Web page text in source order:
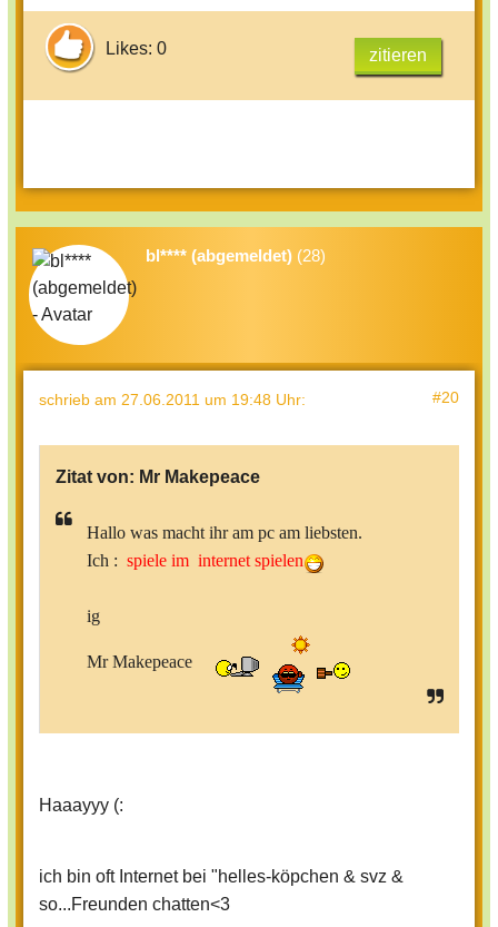
Likes: 0 zitieren
bl**** (abgemeldet) (28)
schrieb am 27.06.2011 um 19:48 Uhr: #20
Zitat von: Mr Makepeace
Hallo was macht ihr am pc am liebsten.
Ich : spiele im internet spielen
ig
Mr Makepeace
Haaayyy (:
ich bin oft Internet bei "helles-köpchen & svz &
so...Freunden chatten<3